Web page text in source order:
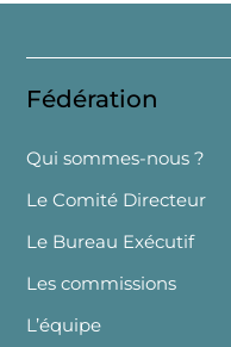
Fédération
Qui sommes-nous ?
Le Comité Directeur
Le Bureau Exécutif
Les commissions
L’équipe